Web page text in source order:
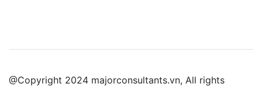
@Copyright 2024 majorconsultants.vn, All rights